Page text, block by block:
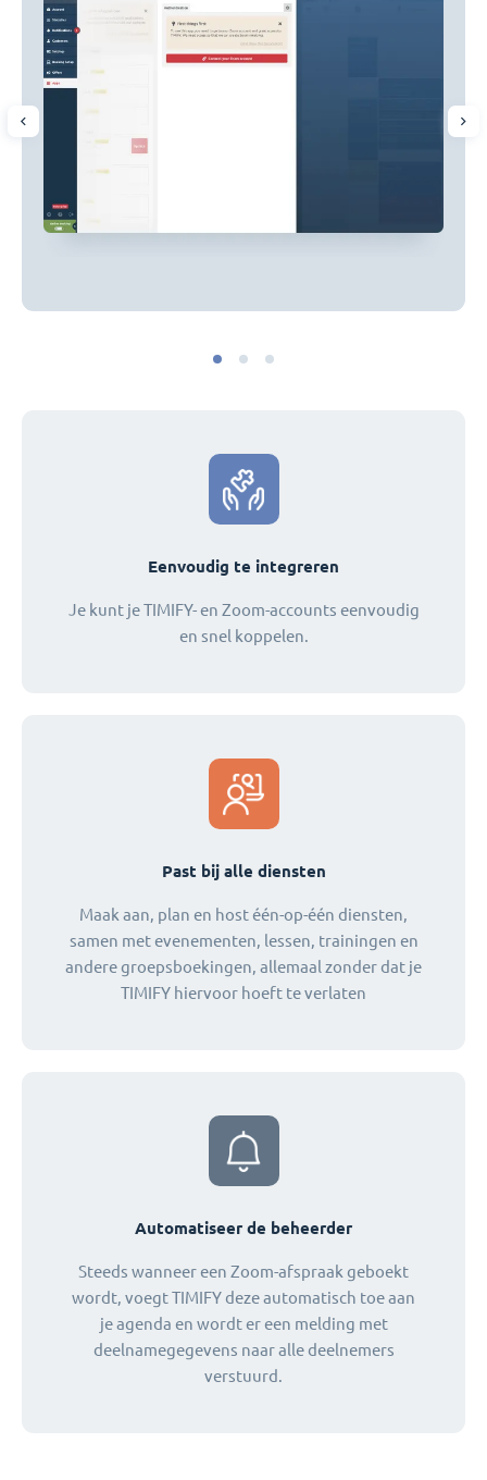
Eenvoudig te integreren
Je kunt je TIMIFY- en Zoom-accounts eenvoudig
en snel koppelen.
Past bij alle diensten
Maak aan, plan en host één-op-één diensten,
samen met evenementen, lessen, trainingen en
andere groepsboekingen, allemaal zonder dat je
TIMIFY hiervoor hoeft te verlaten
Automatiseer de beheerder
Steeds wanneer een Zoom-afspraak geboekt
wordt, voegt TIMIFY deze automatisch toe aan
je agenda en wordt er een melding met
deelnamegegevens naar alle deelnemers
verstuurd.